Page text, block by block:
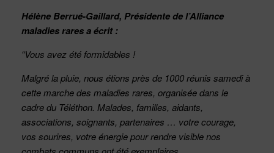
Hélène Berrué-Gaillard, Présidente de l’Alliance
maladies rares a écrit :
“Vous avez été formidables !
Malgré la pluie, nous étions près de 1000 réunis samedi à
cette marche des maladies rares, organisée dans le
cadre du Téléthon. Malades, familles, aidants,
associations, soignants, partenaires … votre courage,
vos sourires, votre énergie pour rendre visible nos